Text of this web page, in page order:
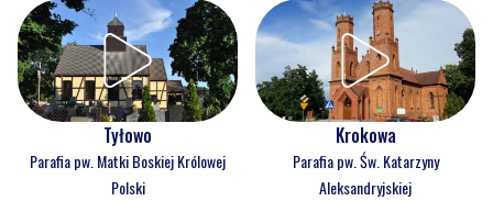
Tyłowo
Parafia pw. Matki Boskiej Królowej
Polski
Krokowa
Parafia pw. Św. Katarzyny
Aleksandryjskiej